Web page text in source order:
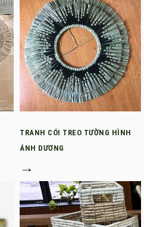
TRANH CÓI TREO TƯỜNG HÌNH
ÁNH DƯƠNG
→